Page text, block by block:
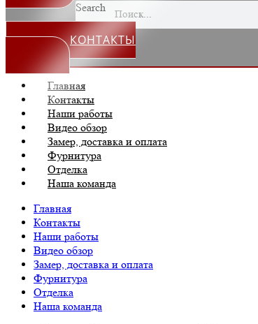
Search
КОНТАКТЫ
Главная
Контакты
Наши работы
Видео обзор
Замер, доставка и оплата
Фурнитура
Отделка
Наша команда
Главная
Контакты
Наши работы
Видео обзор
Замер, доставка и оплата
Фурнитура
Отделка
Наша команда